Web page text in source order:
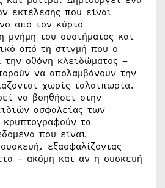
εκτέλεσης που είναι
από τον κύριο
μνήμη του συστήματος και
από τη στιγμή που ο
την οθόνη κλειδώματος –
να απολαμβάνουν την
χωρίς ταλαιπωρία.
να βοηθήσει στην
ασφαλείας των
τα
που είναι
εξασφαλίζοντας
– ακόμη και αν η συσκευή